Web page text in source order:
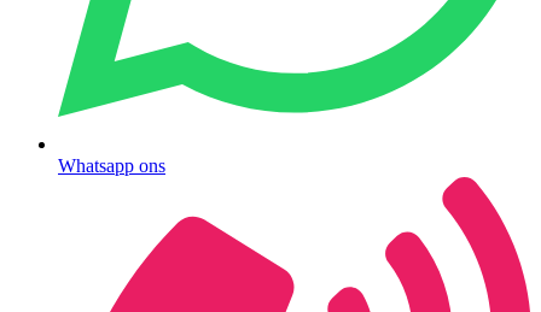
Whatsapp ons